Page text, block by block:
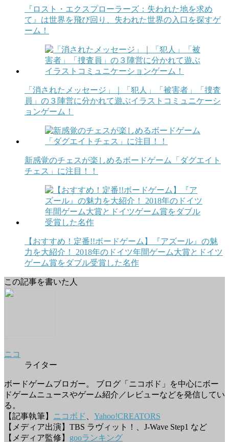
『ロスト・エクスプローラーズ：失われた地を求め
て』は世界を飛び回り、失われた世界の入口を探すゲ
ーム！
「消されたメッセージ」｜「犯人」「被害者」「捜査
員」の３陣営に分かれて遊ぶイラストコミュニケーシ
ョンゲーム！
新感覚のチェスが楽しめるボードゲーム「ダグエイト
チェス」に注目！！
【おすすめ！定番!!ボードゲーム】『アズール』の魅
力を大紹介！ 2018年のドイツ年間ゲーム大賞とドイツ
ゲーム賞をダブル受賞した名作
この記事を書いた人
ニコ
ライター
ボードゲームブロガー。 ブログ「ニコボド」を中心にボー
ドゲームニュースやゲーム紹介／レビューなどを発信してい
る。
【記事執筆】 ニコボド 、 Yahoo!CREATORS
【メディア出演】TBS ラヴィット！、J-Wave Step1 など
【メディア監修】 gooランキング